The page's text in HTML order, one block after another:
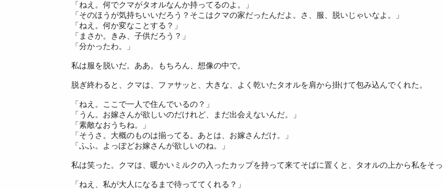
「ねえ。何でクマがタオルなんか持ってるのよ。」
「そのほうが気持ちいいだろう？そこはクマの家だったんだよ。さ、服、脱いじゃいなよ。」
「ねえ。何か変なことする？」
「まさか。きみ、子供だろう？」
「分かったわ。」
私は服を脱いだ。ああ。もちろん、想像の中で。
脱ぎ終わると、クマは、ファサッと、大きな、よく乾いたタオルを肩から掛けて包み込んでくれた。
「ねえ。ここで一人で住んでいるの？」
「うん。お嫁さんが欲しいのだけれど、まだ出会えないんだ。」
「素敵なおうちね。」
「そうさ。大概のものは揃ってる。あとは、お嫁さんだけ。」
「ふふ。よっぽどお嫁さんが欲しいのね。」
私は笑った。クマは、暖かいミルクの入ったカップを持って来てそばに置くと、タオルの上から私をそっ
「ねえ、私が大人になるまで待っててくれる？」